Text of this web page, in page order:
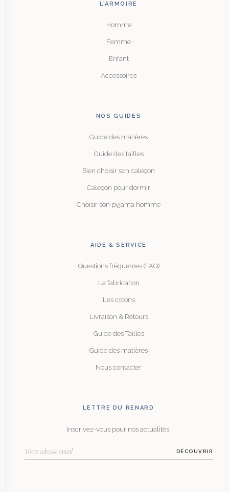
L'ARMOIRE
Homme
Femme
Enfant
Accessoires
NOS GUIDES
Guide des matières
Guide des tailles
Bien choisir son caleçon
Caleçon pour dormir
Choisir son pyjama homme
AIDE & SERVICE
Questions fréquentes (FAQ)
La fabrication
Les cotons
Livraison & Retours
Guide des Tailles
Guide des matières
Nous contacter
LETTRE DU RENARD
Inscrivez-vous pour nos actualités.
DÉCOUVRIR